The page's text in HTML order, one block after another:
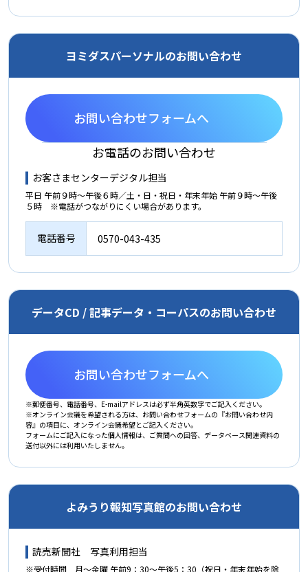
ヨミダスパーソナルのお問い合わせ
お問い合わせフォームへ
お電話のお問い合わせ
お客さまセンターデジタル担当
平日 午前９時～午後６時／土・日・祝日・年末年始 午前９時～午後
５時​ ※電話がつながりにくい場合があります。
電話番号 0570-043-435
データCD / 記事データ・コーパスのお問い合わせ
お問い合わせフォームへ
※郵便番号、電話番号、E-mailアドレスは必ず半角英数字でご記入ください。
※オンライン会議を希望される方は、お問い合わせフォームの『お問い合わせ内
容』の項目に、オンライン会議希望とご記入ください。
フォームにご記入になった個人情報は、ご質問への回答、データベース関連資料の
送付以外には利用いたしません。
よみうり報知写真館のお問い合わせ
読売新聞社 写真利用担当
※受付時間 月～金曜 午前9：30～午後5：30（祝日・年末年始を除